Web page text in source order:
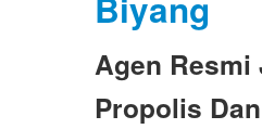
Agen Resmi
Propolis